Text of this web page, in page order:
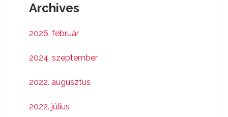
Archives
2026. február
2024. szeptember
2022. augusztus
2022. július